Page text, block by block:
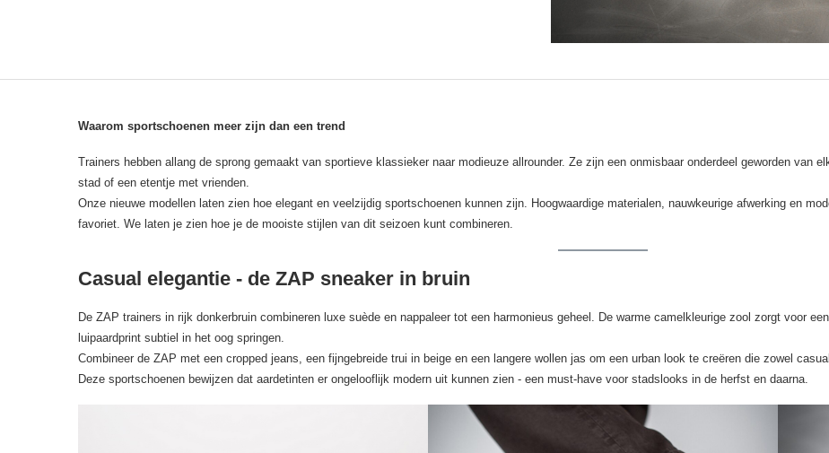
Waarom sportschoenen meer zijn dan een trend
Trainers hebben allang de sprong gemaakt van sportieve klassieker naar modieuze allrounder. Ze zijn een onmisbaar onderdeel geworden van
stad of een etentje met vrienden.
Onze nieuwe modellen laten zien hoe elegant en veelzijdig sportschoenen kunnen zijn. Hoogwaardige materialen, nauwkeurige afwerking en
favoriet. We laten je zien hoe je de mooiste stijlen van dit seizoen kunt combineren.
Casual elegantie - de ZAP sneaker in bruin
De ZAP trainers in rijk donkerbruin combineren luxe suède en nappaleer tot een harmonieus geheel. De warme camelkleurige zool zorgt voor
luipaardprint subtiel in het oog springen.
Combineer de ZAP met een cropped jeans, een fijngebreide trui in beige en een langere wollen jas om een urban look te creëren die zowel
Deze sportschoenen bewijzen dat aardetinten er ongelooflijk modern uit kunnen zien - een must-have voor stadslooks in de herfst en daarna.